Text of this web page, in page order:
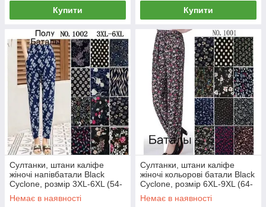
Купити Купити
Cултанки, штани каліфе
жіночі напівбатали Black
Cyclone, розмір 3XL-6XL (54-
62), асорті, 1002
Немає в наявності
Султанки, штани каліфе
жіночі кольорові батали Black
Cyclone, розмір 6XL-9XL (64-
80), асорті, 1001
Немає в наявності